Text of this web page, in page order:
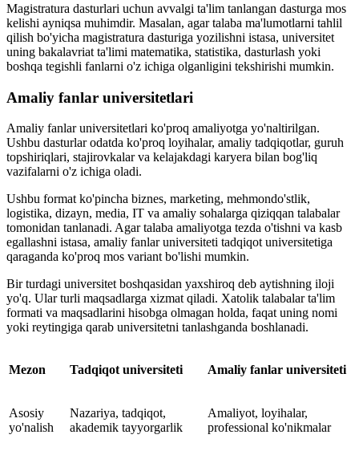
Magistratura dasturlari uchun avvalgi ta'lim tanlangan dasturga mos
kelishi ayniqsa muhimdir. Masalan, agar talaba ma'lumotlarni tahlil
qilish bo'yicha magistratura dasturiga yozilishni istasa, universitet
uning bakalavriat ta'limi matematika, statistika, dasturlash yoki
boshqa tegishli fanlarni o'z ichiga olganligini tekshirishi mumkin.
Amaliy fanlar universitetlari
Amaliy fanlar universitetlari ko'proq amaliyotga yo'naltirilgan.
Ushbu dasturlar odatda ko'proq loyihalar, amaliy tadqiqotlar, guruh
topshiriqlari, stajirovkalar va kelajakdagi karyera bilan bog'liq
vazifalarni o'z ichiga oladi.
Ushbu format ko'pincha biznes, marketing, mehmondo'stlik,
logistika, dizayn, media, IT va amaliy sohalarga qiziqqan talabalar
tomonidan tanlanadi. Agar talaba amaliyotga tezda o'tishni va kasb
egallashni istasa, amaliy fanlar universiteti tadqiqot universitetiga
qaraganda ko'proq mos variant bo'lishi mumkin.
Bir turdagi universitet boshqasidan yaxshiroq deb aytishning iloji
yo'q. Ular turli maqsadlarga xizmat qiladi. Xatolik talabalar ta'lim
formati va maqsadlarini hisobga olmagan holda, faqat uning nomi
yoki reytingiga qarab universitetni tanlashganda boshlanadi.
Mezon Tadqiqot universiteti Amaliy fanlar universiteti
Asosiy
yo'nalish
Nazariya, tadqiqot,
akademik tayyorgarlik
Amaliyot, loyihalar,
professional ko'nikmalar